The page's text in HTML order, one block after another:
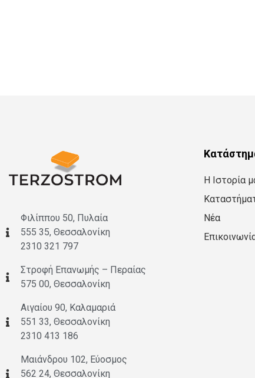
Φιλίππου 50, Πυλαία
555 35, Θεσσαλονίκη
2310 321 797
Στροφή Επανωμής – Περαίας
575 00, Θεσσαλονίκη
Αιγαίου 90, Καλαμαριά
551 33, Θεσσαλονίκη
2310 413 186
Μαιάνδρου 102, Εύοσμος
562 24, Θεσσαλονίκη
Η Ιστορία
Νέα